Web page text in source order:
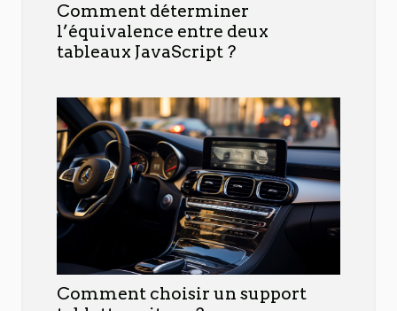
Comment déterminer
l’équivalence entre deux
tableaux JavaScript ?
Comment choisir un support